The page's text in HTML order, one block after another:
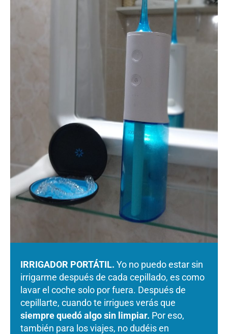
IRRIGADOR PORTÁTIL. Yo no puedo estar sin
irrigarme después de cada cepillado, es como
lavar el coche solo por fuera. Después de
cepillarte, cuando te irrigues verás que
siempre quedó algo sin limpiar. Por eso,
también para los viajes, no dudéis en